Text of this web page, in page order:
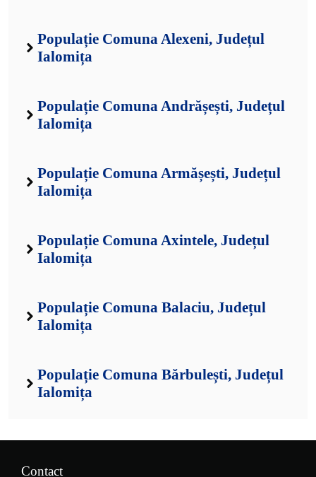
Populație Comuna Alexeni, Județul
Ialomița
Populație Comuna Andrășești, Județul
Ialomița
Populație Comuna Armășești, Județul
Ialomița
Populație Comuna Axintele, Județul
Ialomița
Populație Comuna Balaciu, Județul
Ialomița
Populație Comuna Bărbulești, Județul
Ialomița
Contact